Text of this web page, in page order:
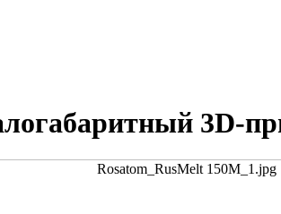
3D-